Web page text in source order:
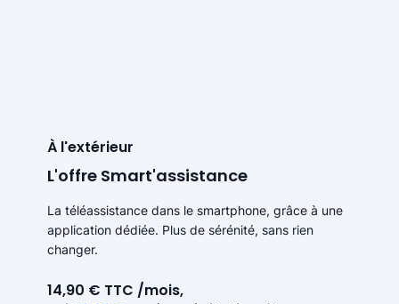
À l'extérieur
L'offre Smart'assistance
La téléassistance dans le smartphone, grâce à une
application dédiée. Plus de sérénité, sans rien
changer.
14,90 € TTC /mois,